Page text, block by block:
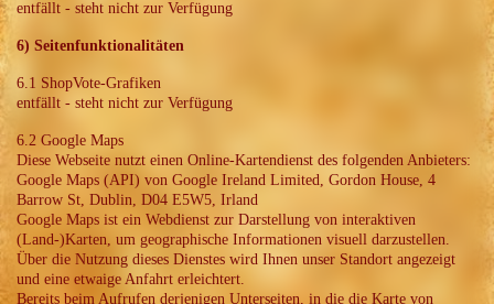
entfällt - steht nicht zur Verfügung
6) Seitenfunktionalitäten
6.1 ShopVote-Grafiken
entfällt - steht nicht zur Verfügung
6.2 Google Maps
Diese Webseite nutzt einen Online-Kartendienst des folgenden Anbieters:
Google Maps (API) von Google Ireland Limited, Gordon House, 4
Barrow St, Dublin, D04 E5W5, Irland
Google Maps ist ein Webdienst zur Darstellung von interaktiven
(Land-)Karten, um geographische Informationen visuell darzustellen.
Über die Nutzung dieses Dienstes wird Ihnen unser Standort angezeigt
und eine etwaige Anfahrt erleichtert.
Bereits beim Aufrufen derjenigen Unterseiten, in die die Karte von